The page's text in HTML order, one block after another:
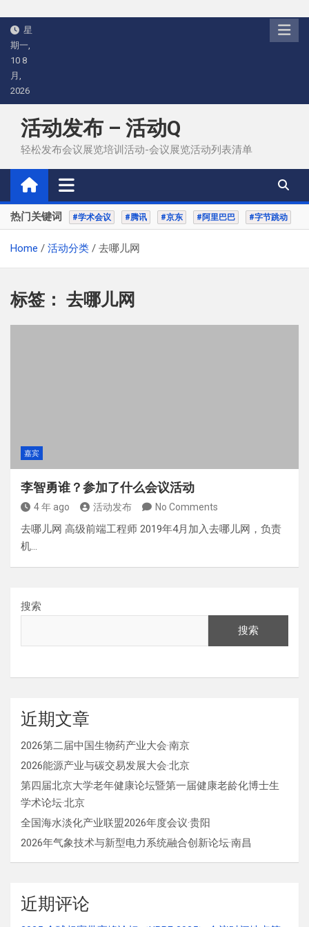
Skip
content
星
期一,
10 8
月,
2026
活动发布 – 活动Q
轻松发布会议展览培训活动-会议展览活动列表清单
热门关键词 #学术会议 #腾讯 #京东 #阿里巴巴 #字节跳动
Home 活动分类 去哪儿网
标签： 去哪儿网
嘉宾
李智勇谁？参加了什么会议活动
4 年 ago 活动发布 No Comments
去哪儿网 高级前端工程师 2019年4月加入去哪儿网，负责
机…
搜索
搜索
近期文章
2026第二届中国生物药产业大会·南京
2026能源产业与碳交易发展大会·北京
第四届北京大学老年健康论坛暨第一届健康老龄化博士生
学术论坛·北京
全国海水淡化产业联盟2026年度会议·贵阳
2026年气象技术与新型电力系统融合创新论坛·南昌
近期评论